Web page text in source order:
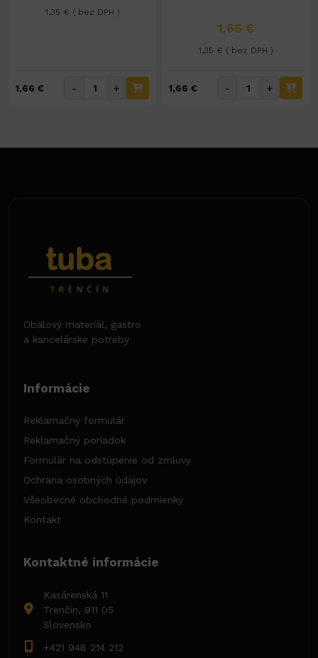
1,35 € ( bez DPH )
1,66 € - +
1,66 €
1,35 € ( bez DPH )
1,66 € - +
Obalový materiál, gastro
a kancelárske potreby
Informácie
Reklamačný formulár
Reklamačný poriadok
Formulár na odstúpenie od zmluvy
Ochrana osobných údajov
Všeobecné obchodné podmienky
Kontakt
Kontaktné informácie
Kasárenská 11
Trenčín, 911 05
Slovensko
+421 948 214 212